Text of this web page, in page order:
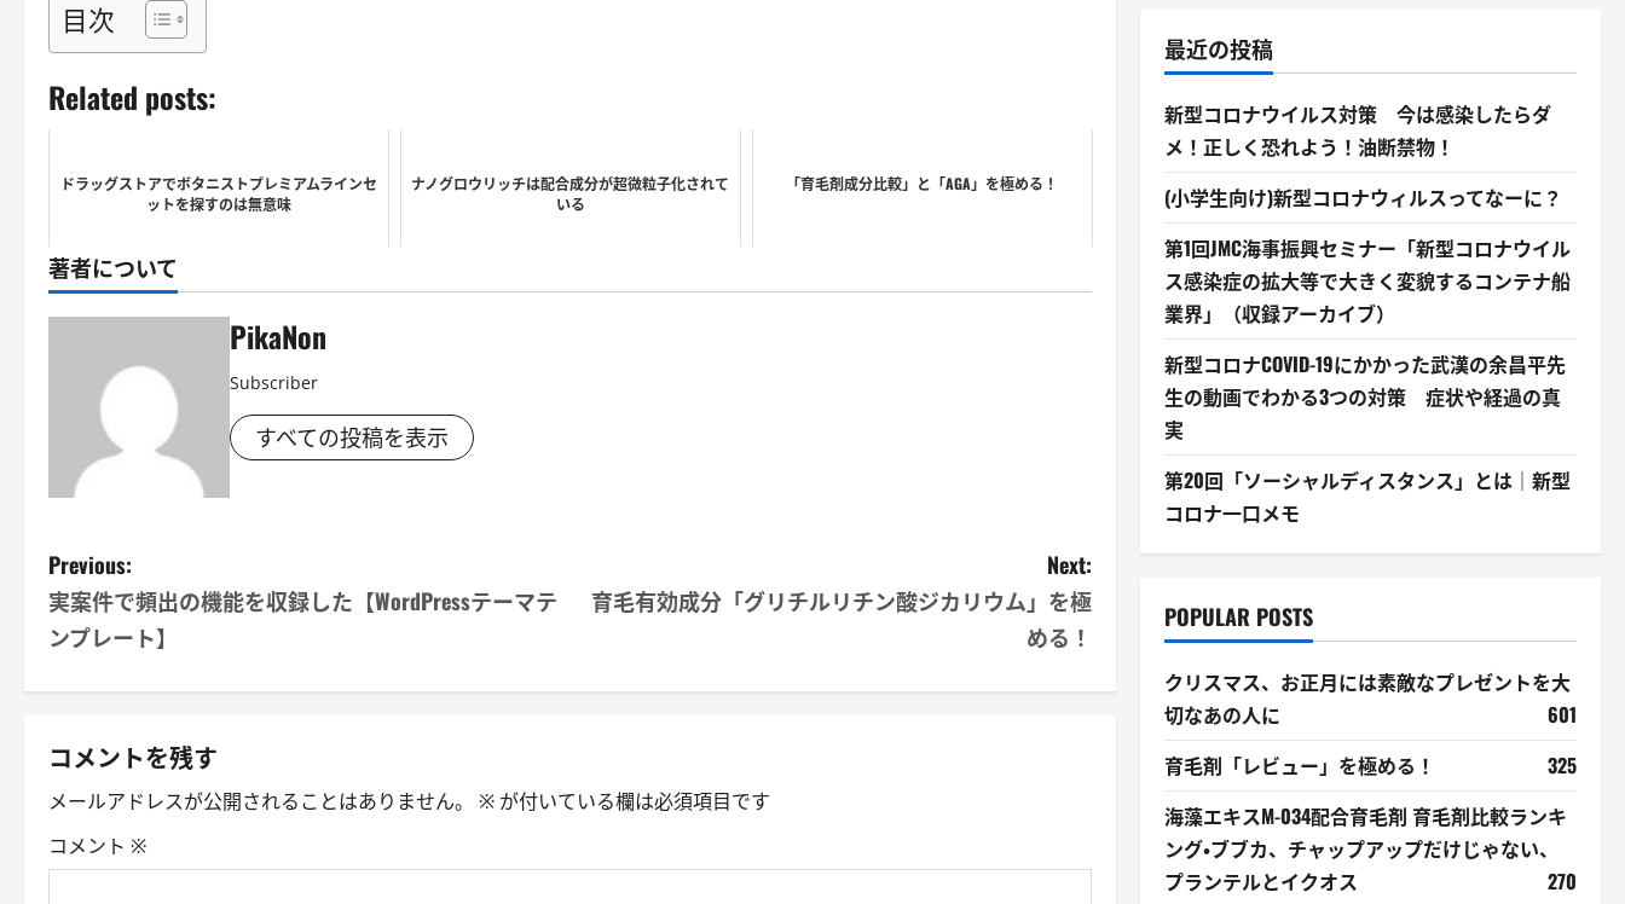
目次
Related posts:
ドラッグストアでボタニストプレミアムラインセ
ットを探すのは無意味
ナノグロウリッチは配合成分が超微粒子化されて
いる
「育毛剤成分比較」と「AGA」を極める！
著者について
PikaNon
Subscriber
すべての投稿を表示
P
o
n
a
v
Previous:
実案件で頻出の機能を収録した【WordPressテーマテ
ンプレート】
Next:
育毛有効成分「グリチルリチン酸ジカリウム」を極
める！
コメントを残す
メールアドレスが公開されることはありません。 ※ が付いている欄は必須項目です
コメント ※
最近の投稿
新型コロナウイルス対策 今は感染したらダ
メ！正しく恐れよう！油断禁物！
(小学生向け)新型コロナウィルスってなーに？
第1回JMC海事振興セミナー「新型コロナウイル
ス感染症の拡大等で大きく変貌するコンテナ船
業界」（収録アーカイブ）
新型コロナCOVID-19にかかった武漢の余昌平先
生の動画でわかる3つの対策 症状や経過の真
実
第20回「ソーシャルディスタンス」とは｜新型
コロナ一口メモ
POPULAR POSTS
クリスマス、お正月には素敵なプレゼントを大
切なあの人に
601
育毛剤「レビュー」を極める！
325
海藻エキスM-034配合育毛剤 育毛剤比較ランキ
ング・ブブカ、チャップアップだけじゃない、
プランテルとイクオス
270